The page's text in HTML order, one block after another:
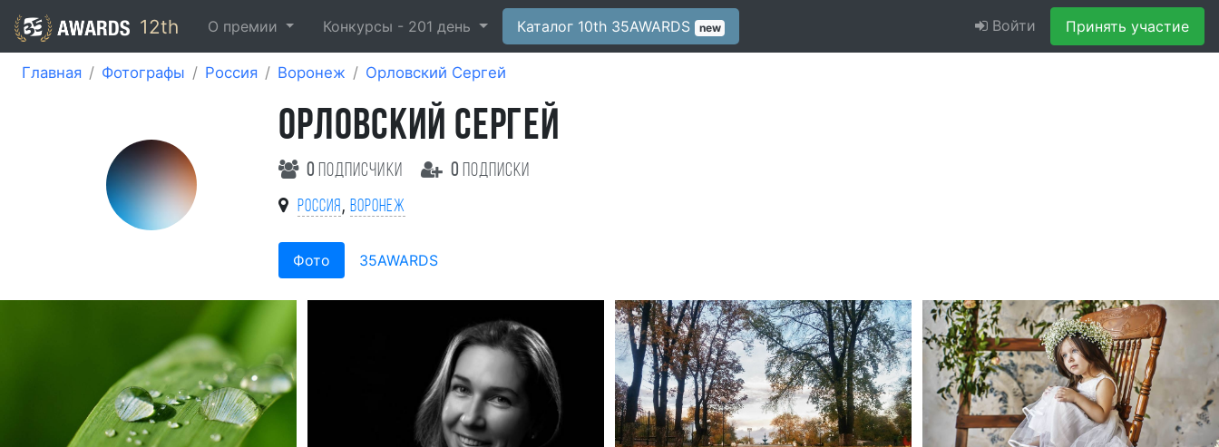
12th О премии Конкурсы - 201 день Каталог 10th 35AWARDS new Войти Принять участие
Главная Фотографы Россия Воронеж Орловский Сергей
ОРЛОВСКИЙ СЕРГЕЙ
0 подписчики 0 подписки
Россия, Воронеж
Фото 35AWARDS